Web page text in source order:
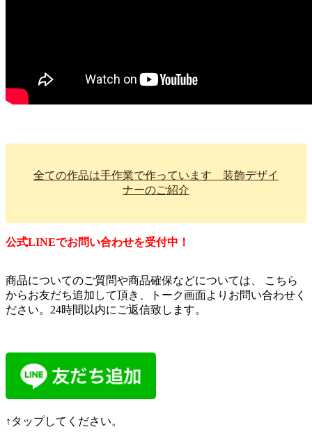
全ての作品は手作業で作っています 装飾デザイ
ナーのご紹介
公式LINEでお問い合わせを受付中！
商品についてのご質問や商品確保などについては、 こちら
からお友だち追加して頂き、トーク画面よりお問い合わせく
ださい。24時間以内にご返信致します。
↑タップしてください。